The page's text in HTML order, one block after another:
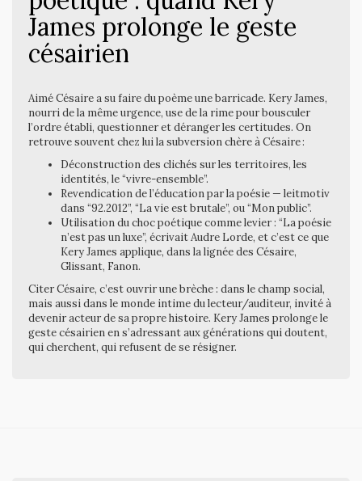
James prolonge le geste
césairien
Aimé Césaire a su faire du poème une barricade. Kery James,
nourri de la même urgence, use de la rime pour bousculer
l’ordre établi, questionner et déranger les certitudes. On
retrouve souvent chez lui la subversion chère à Césaire :
Déconstruction des clichés sur les territoires, les
identités, le “vivre-ensemble”.
Revendication de l’éducation par la poésie — leitmotiv
dans “92.2012”, “La vie est brutale”, ou “Mon public”.
Utilisation du choc poétique comme levier : “La poésie
n’est pas un luxe”, écrivait Audre Lorde, et c’est ce que
Kery James applique, dans la lignée des Césaire,
Glissant, Fanon.
Citer Césaire, c’est ouvrir une brèche : dans le champ social,
mais aussi dans le monde intime du lecteur/auditeur, invité à
devenir acteur de sa propre histoire. Kery James prolonge le
geste césairien en s’adressant aux générations qui doutent,
qui cherchent, qui refusent de se résigner.